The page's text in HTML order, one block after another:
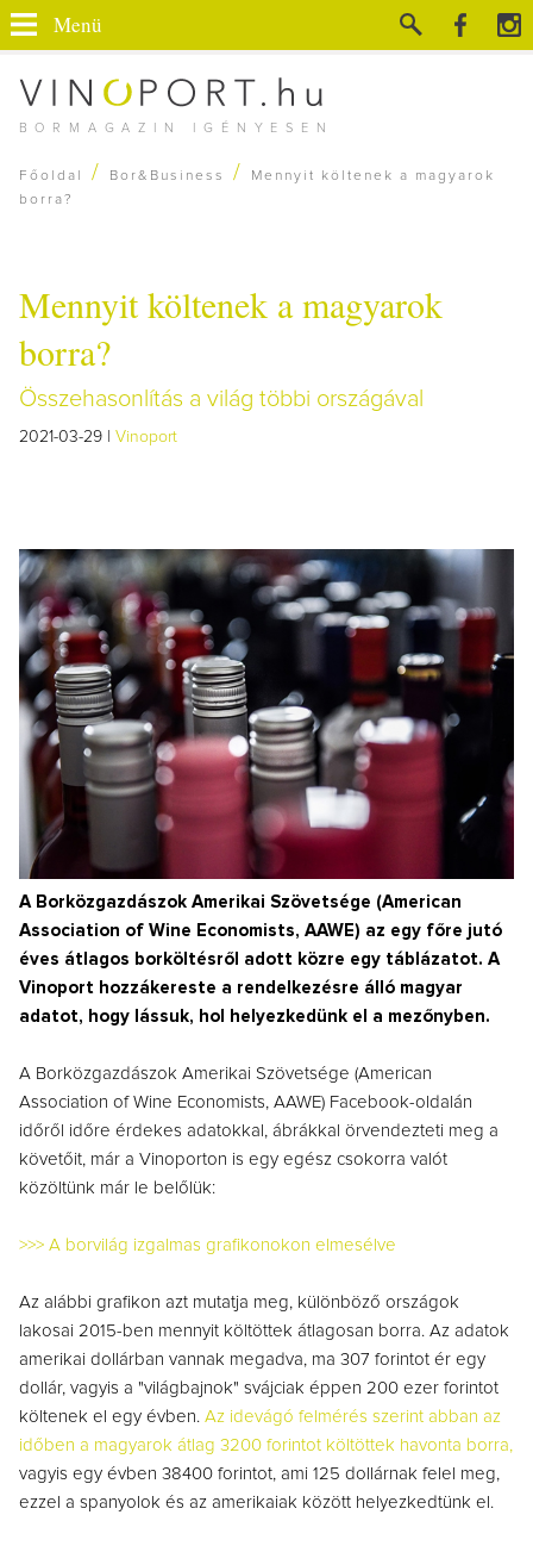
BORMAGAZIN IGÉNYESEN
Menü
Főoldal / Bor&Business /
Mennyit költenek a magyarok
borra?
Mennyit költenek a magyarok
borra?
Összehasonlítás a világ többi országával
2021-03-29 | Vinoport
A Borközgazdászok Amerikai Szövetsége (American
Association of Wine Economists, AAWE) az egy főre jutó
éves átlagos borköltésről adott közre egy táblázatot. A
Vinoport hozzákereste a rendelkezésre álló magyar
adatot, hogy lássuk, hol helyezkedünk el a mezőnyben.
A Borközgazdászok Amerikai Szövetsége (American
Association of Wine Economists, AAWE) Facebook-oldalán
időről időre érdekes adatokkal, ábrákkal örvendezteti meg a
követőit, már a Vinoporton is egy egész csokorra valót
közöltünk már le belőlük:
>>> A borvilág izgalmas grafikonokon elmesélve
Az alábbi grafikon azt mutatja meg, különböző országok
lakosai 2015-ben mennyit költöttek átlagosan borra. Az adatok
amerikai dollárban vannak megadva, ma 307 forintot ér egy
dollár, vagyis a "világbajnok" svájciak éppen 200 ezer forintot
költenek el egy évben. Az idevágó felmérés szerint abban az
időben a magyarok átlag 3200 forintot költöttek havonta borra,
vagyis egy évben 38400 forintot, ami 125 dollárnak felel meg,
ezzel a spanyolok és az amerikaiak között helyezkedtünk el.